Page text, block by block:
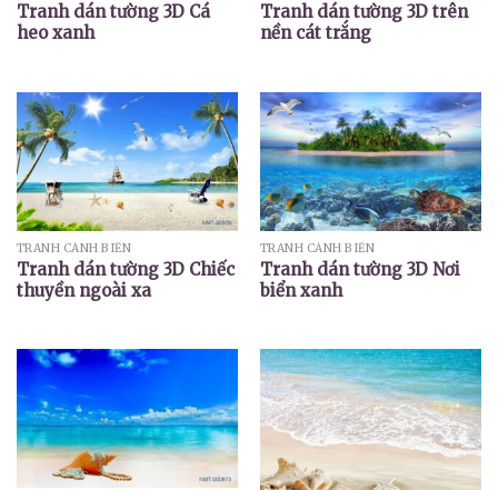
Tranh dán tường 3D Cá
heo xanh
Tranh dán tường 3D trên
nền cát trắng
TRANH CẢNH BIỂN
Tranh dán tường 3D Chiếc
thuyền ngoài xa
TRANH CẢNH BIỂN
Tranh dán tường 3D Nơi
biển xanh